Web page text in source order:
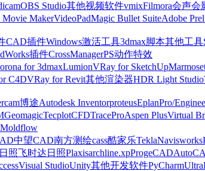
OBS Studio其他视频软件vmixFilmora会声会
Movie MakerVideoPadMagic Bullet SuiteAdobe
CAD插件Windows激活工具3dmax脚本其他工具
插件CrossManagerPS动作特效
for 3dmaxLumionVRay for SketchUp
C4DVRay for Revit其他渲染器HDR Light Studio
博途Autodesk InventorproteusEplanPro/
GeomagicTecplotCFDTraceProAspen PlusVirtual
Moldflow
中望CAD南方测绘cass酷家乐TeklaNavisworks
照飞时达日照Plaxisarchline.xpProgeCAD
Visual StudioUnity其他开发软件PyCharm